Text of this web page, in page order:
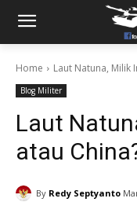
Home Laut Natuna, Milik
Blog Militer
Laut
atau
By Redy Septyanto